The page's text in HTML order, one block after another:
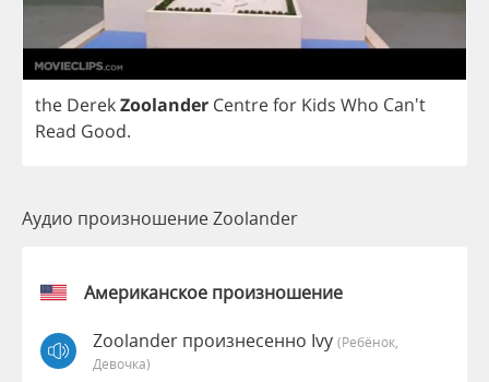
the DerekZoolander Centrefor Kids Who Can't
Read Good.
Аудио произношение Zoolander
Американское произношение
Zoolander произнесенно Ivy (Ребёнок,
Девочка)